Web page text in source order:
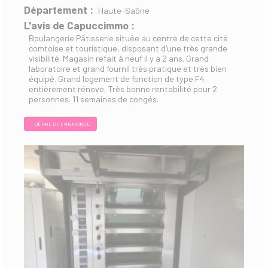
Département : Haute-Saône
L'avis de Capuccimmo :
Boulangerie Pâtisserie située au centre de cette cité
comtoise et touristique, disposant d'une très grande
visibilité. Magasin refait à neuf il y a 2 ans. Grand
laboratoire et grand fournil très pratique et très bien
équipé. Grand logement de fonction de type F4
entièrement rénové. Très bonne rentabilité pour 2
personnes. 11 semaines de congés.
DÉTAIL DE L'ANNONCE